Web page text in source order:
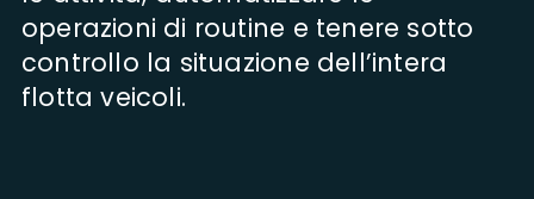
operazioni di routine e tenere sotto
controllo la situazione dell’intera
flotta veicoli.